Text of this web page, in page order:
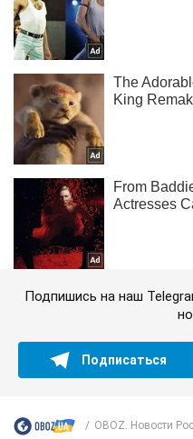
Подпишись на наш
Подписаться
OBOZ. Новости